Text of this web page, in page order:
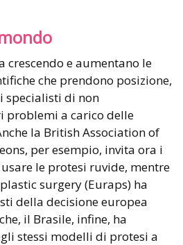
crescendo e aumentano le
che prendono posizione,
specialisti di non
a carico delle
la British Association of
per esempio, invita ora i
le protesi ruvide, mentre
surgery (Euraps) ha
della decisione europea
il Brasile, infine, ha
stessi modelli di protesi a